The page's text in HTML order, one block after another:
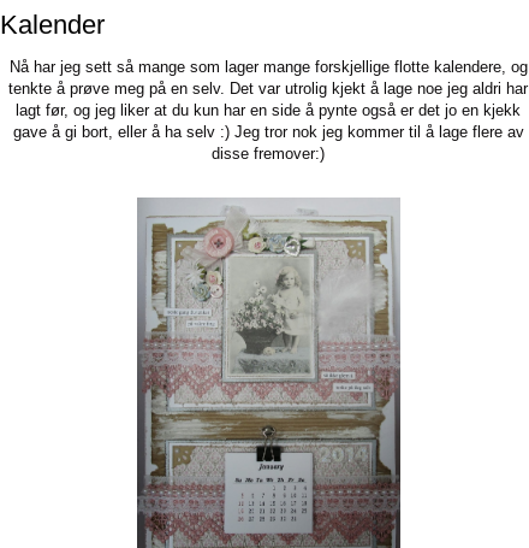
Kalender
Nå har jeg sett så mange som lager mange forskjellige flotte kalendere, og
tenkte å prøve meg på en selv. Det var utrolig kjekt å lage noe jeg aldri har
lagt før, og jeg liker at du kun har en side å pynte også er det jo en kjekk
gave å gi bort, eller å ha selv :) Jeg tror nok jeg kommer til å lage flere av
disse fremover:)